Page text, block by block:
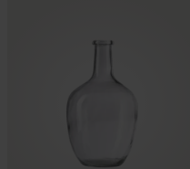
7332793145020